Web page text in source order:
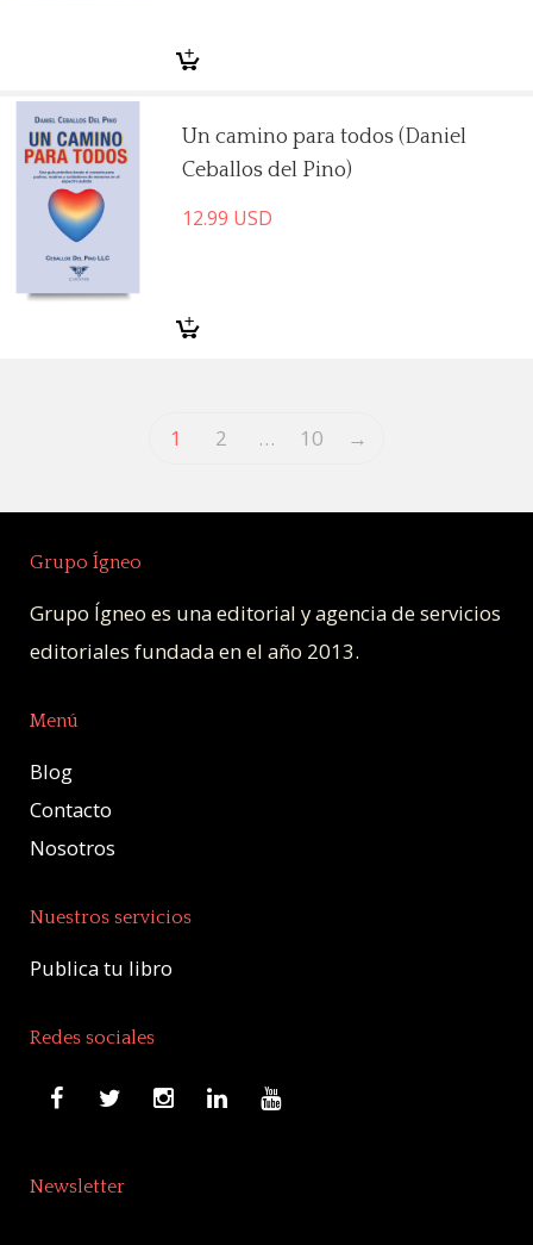
Un camino para todos (Daniel
Ceballos del Pino)
12.99 USD
1 2 … 10 →
Grupo Ígneo
Grupo Ígneo es una editorial y agencia de servicios
editoriales fundada en el año 2013.
Menú
Blog
Contacto
Nosotros
Nuestros servicios
Publica tu libro
Redes sociales
Newsletter